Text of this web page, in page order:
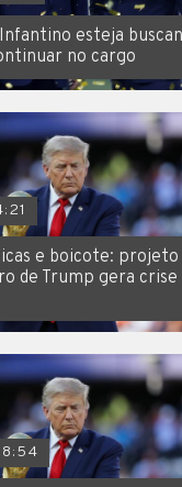
esteja
no cargo
e boicote: projeto
de Trump gera